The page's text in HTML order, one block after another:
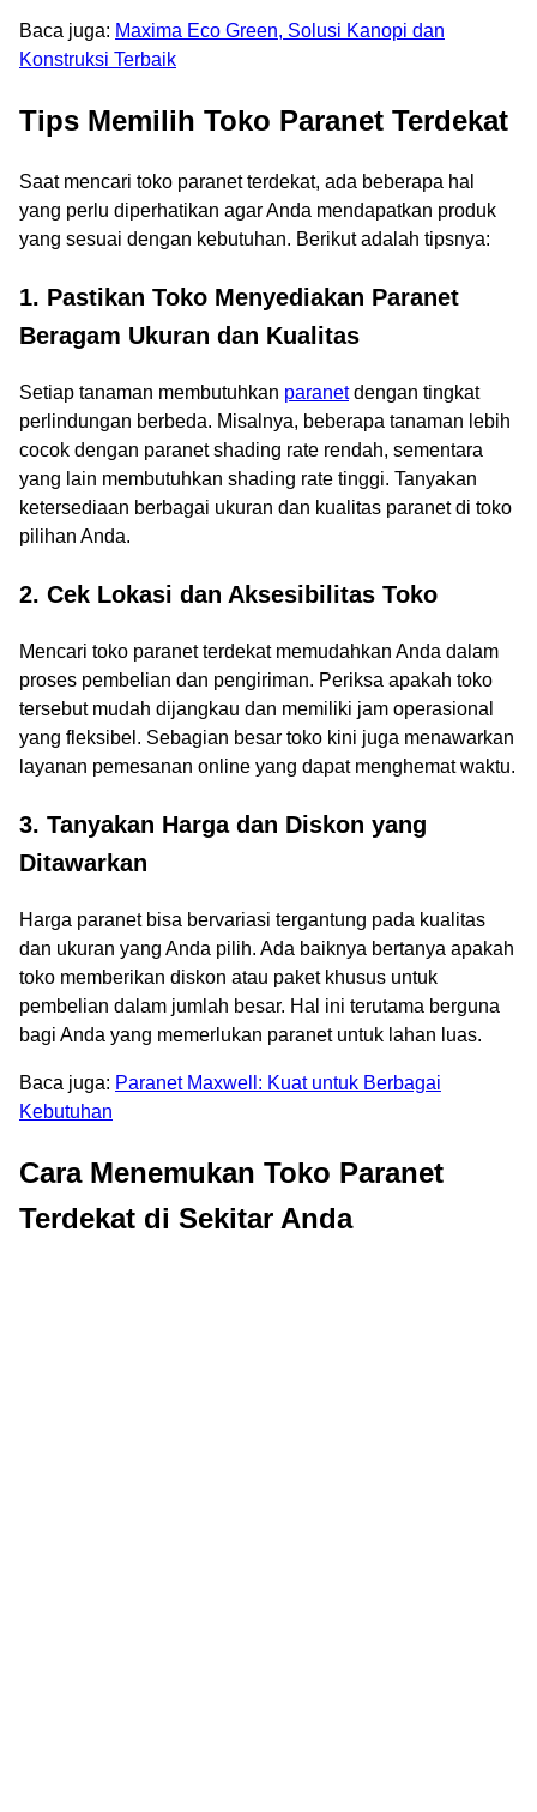
Baca juga: Maxima Eco Green, Solusi Kanopi dan
Konstruksi Terbaik
Tips Memilih Toko Paranet Terdekat
Saat mencari toko paranet terdekat, ada beberapa hal
yang perlu diperhatikan agar Anda mendapatkan produk
yang sesuai dengan kebutuhan. Berikut adalah tipsnya:
1. Pastikan Toko Menyediakan Paranet
Beragam Ukuran dan Kualitas
Setiap tanaman membutuhkan paranetdengan tingkat
perlindungan berbeda. Misalnya, beberapa tanaman lebih
cocok dengan paranet shading rate rendah, sementara
yang lain membutuhkan shading rate tinggi. Tanyakan
ketersediaan berbagai ukuran dan kualitas paranet di toko
pilihan Anda.
2. Cek Lokasi dan Aksesibilitas Toko
Mencari toko paranet terdekat memudahkan Anda dalam
proses pembelian dan pengiriman. Periksa apakah toko
tersebut mudah dijangkau dan memiliki jam operasional
yang fleksibel. Sebagian besar toko kini juga menawarkan
layanan pemesanan online yang dapat menghemat waktu.
3. Tanyakan Harga dan Diskon yang
Ditawarkan
Harga paranet bisa bervariasi tergantung pada kualitas
dan ukuran yang Anda pilih. Ada baiknya bertanya apakah
toko memberikan diskon atau paket khusus untuk
pembelian dalam jumlah besar. Hal ini terutama berguna
bagi Anda yang memerlukan paranet untuk lahan luas.
Baca juga: Paranet Maxwell: Kuat untuk Berbagai
Kebutuhan
Cara Menemukan Toko Paranet
Terdekat di Sekitar Anda